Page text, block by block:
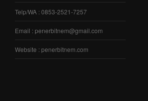
Telp/WA : 0853-2521-7257
Email : penerbitnem@gmail.com
Website : penerbitnem.com